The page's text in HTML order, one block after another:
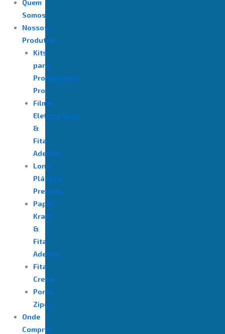
Quem
Somos
Nossos
Produtos
Kits
para
Profissionais
Pro
Filme
Eletrostático
&
Fita
Adesiva
⁠Lona
Plástica
Premium
Papel
Kraft
&
Fita
Adesiva
Fita
Crepe
Porta
Ziper
Onde
Comprar